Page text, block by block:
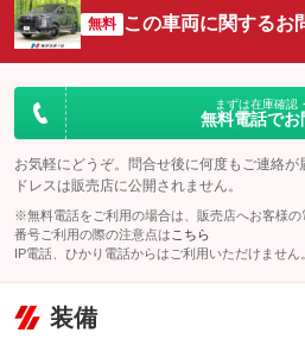
無料 この車両に関するお
まずは在庫確認
無料電話でお
お気軽にどうぞ。問合せ後に何度もご連絡
ドレスは販売店に公開されません。
※無料電話をご利用の場合は、販売店へお客様
番号ご利用の際の注意点は こちら
IP電話、ひかり電話からはご利用いただけません。
装備